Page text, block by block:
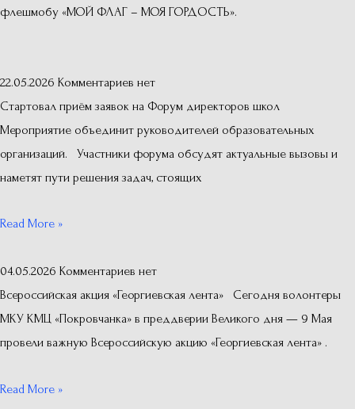
флешмобу «МОЙ ФЛАГ – МОЯ ГОРДОСТЬ».
22.05.2026 Комментариев нет
Стартовал приём заявок на Форум директоров школ
Мероприятие объединит руководителей образовательных
организаций. Участники форума обсудят актуальные вызовы и
наметят пути решения задач, стоящих
Read More »
04.05.2026 Комментариев нет
Всероссийская акция «Георгиевская лента» Сегодня волонтеры
МКУ КМЦ «Покровчанка» в преддверии Великого дня — 9 Мая
провели важную Всероссийскую акцию «Георгиевская лента» .
Read More »